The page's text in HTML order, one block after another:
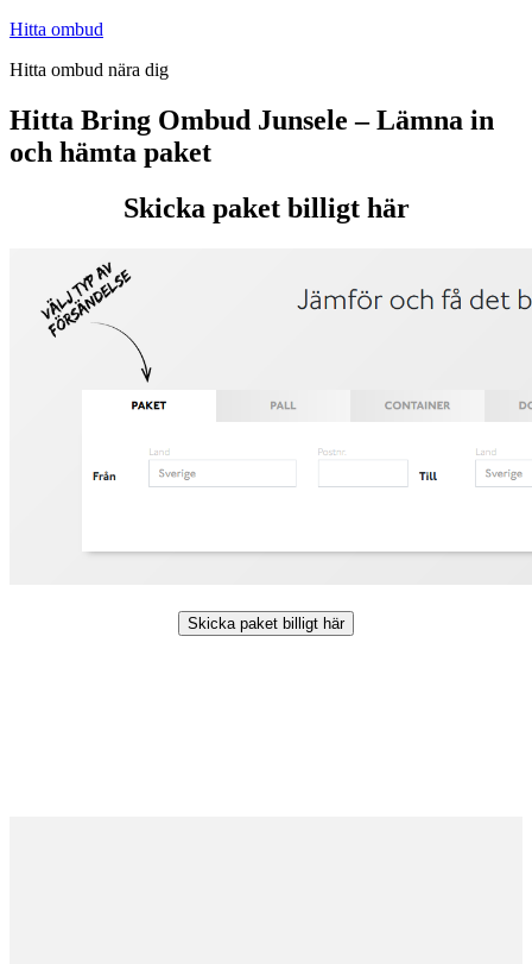
Hoppa
innehåll
Hitta ombud
Hitta ombud nära dig
Hitta Bring Ombud Junsele – Lämna in
och hämta paket
Skicka paket billigt här
Skicka paket billigt här